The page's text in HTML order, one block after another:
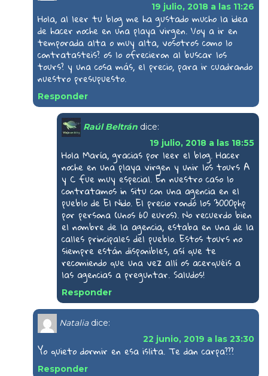
19 julio, 2018 a las 11:26
Hola, al leer tu blog me ha gustado mucho la idea
de hacer noche en una playa virgen. Voy a ir en
temporada alta o muy alta, vosotros como lo
contratasteis? os lo ofrecieron al buscar los
tours? y una cosa más, el precio, para ir cuadrando
nuestro presupuesto.
Responder
Raúl Beltrán dice:
19 julio, 2018 a las 18:55
Hola María, gracias por leer el blog. Hacer
noche en una playa virgen y unir los tours A
y C fue muy especial. En nuestro caso lo
contratamos in situ con una agencia en el
pueblo de El Nido. El precio rondó los 3000php
por persona (unos 60 euros). No recuerdo bien
el nombre de la agencia, estaba en una de la
calles principales del pueblo. Estos tours no
siempre están disponibles, así que te
recomiendo que una vez allí os acerquéis a
las agencias a preguntar. Saludos!
Responder
Natalia dice:
22 junio, 2019 a las 23:30
Yo quieto dormir en esa islita. Te dan carpa???
Responder